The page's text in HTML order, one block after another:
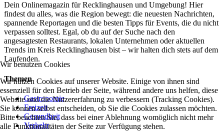
Dein Onlinemagazin für Recklinghausen und Umgebung! Hier
findest du alles, was die Region bewegt: die neuesten Nachrichten,
spannende Reportagen und die besten Tipps für Events, die du nicht
verpassen solltest. Egal, ob du auf der Suche nach den
angesagtesten Restaurants, lokalen Unternehmen oder aktuellen
Trends im Kreis Recklinghausen bist – wir halten dich stets auf dem
Laufenden.
Themen
Gastronomie
Freizeit
Gesundheit
Verkehr
Wir benutzen Cookies
Wir nutzen Cookies auf unserer Website. Einige von ihnen sind
essenziell für den Betrieb der Seite, während andere uns helfen, diese
Website und die Nutzererfahrung zu verbessern (Tracking Cookies).
Sie können selbst entscheiden, ob Sie die Cookies zulassen möchten.
Bitte beachten Sie, dass bei einer Ablehnung womöglich nicht mehr
alle Funktionalitäten der Seite zur Verfügung stehen.